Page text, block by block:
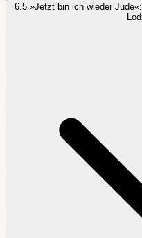
6.5 »Jetzt bin ich wieder